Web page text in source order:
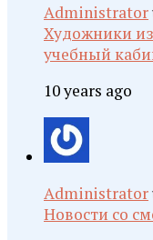
Administrator
Художники из
учебный
10 years ago
Administrator
Новости со